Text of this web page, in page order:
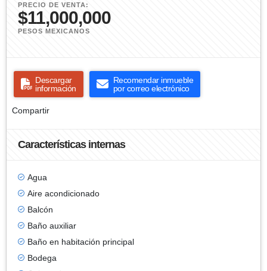
PRECIO DE VENTA:
$11,000,000
PESOS MEXICANOS
Descargar
información
Recomendar inmueble
por correo electrónico
Compartir
Características internas
Agua
Aire acondicionado
Balcón
Baño auxiliar
Baño en habitación principal
Bodega